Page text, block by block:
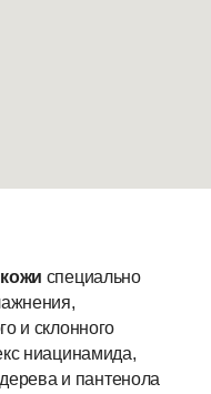
специально
и склонного
ниацинамида,
и пантенола